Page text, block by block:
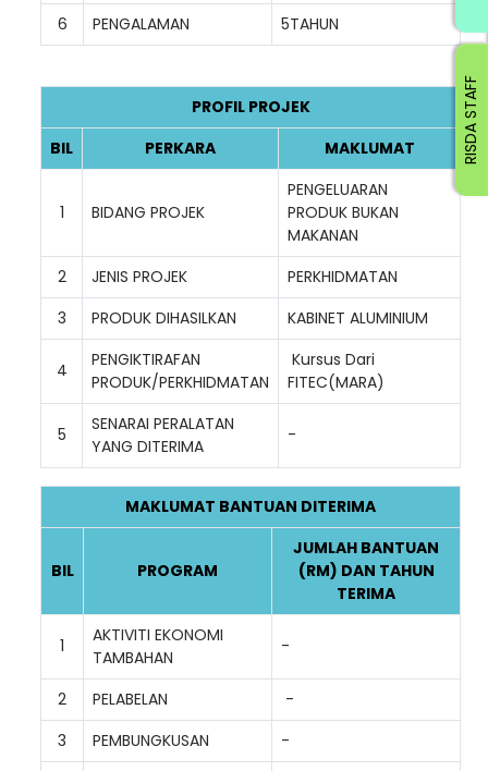
6
PENGALAMAN 5TAHUN
PROFIL PROJEK
BIL
PERKARA MAKLUMAT
1 BIDANG PROJEK
PENGELUARAN
PRODUK BUKAN
MAKANAN
2
JENIS PROJEK
PERKHIDMATAN
3
PRODUK DIHASILKAN KABINET ALUMINIUM
4
PENGIKTIRAFAN
PRODUK/PERKHIDMATAN
Kursus Dari
FITEC(MARA)
5
SENARAI PERALATAN
YANG DITERIMA
-
MAKLUMAT BANTUAN DITERIMA
BIL PROGRAM
JUMLAH BANTUAN
(RM) DAN TAHUN
TERIMA
1
AKTIVITI EKONOMI
TAMBAHAN
-
2 PELABELAN
-
3
PEMBUNGKUSAN
-
RISDA STAFF